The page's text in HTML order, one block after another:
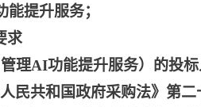
提升服务；
求
理AI功能提升服务）的投标
民共和国政府采购法》第二